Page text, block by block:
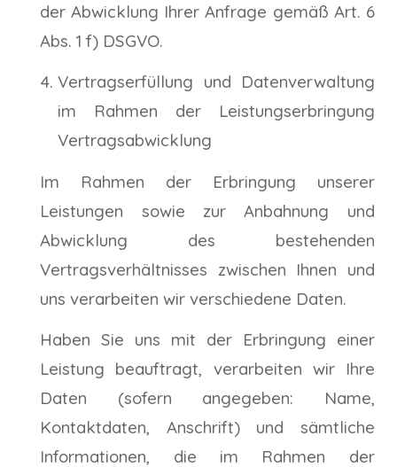
der Abwicklung Ihrer Anfrage gemäß Art. 6
Abs. 1 f) DSGVO.
Vertragserfüllung und Datenverwaltung
im Rahmen der Leistungserbringung
Vertragsabwicklung
Im Rahmen der Erbringung unserer
Leistungen sowie zur Anbahnung und
Abwicklung des bestehenden
Vertragsverhältnisses zwischen Ihnen und
uns verarbeiten wir verschiedene Daten.
Haben Sie uns mit der Erbringung einer
Leistung beauftragt, verarbeiten wir Ihre
Daten (sofern angegeben: Name,
Kontaktdaten, Anschrift) und sämtliche
Informationen, die im Rahmen der